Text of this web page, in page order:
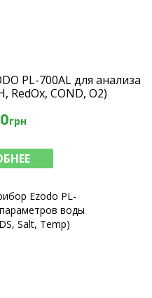
PL-700AL для анализа
COND, O2)
грн